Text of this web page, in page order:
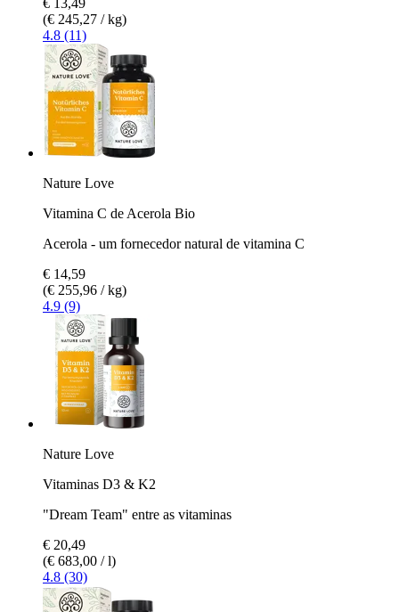
(€ 245,27 / kg)
4.8 (11)
Nature Love
Vitamina C de Acerola Bio
Acerola - um fornecedor natural de vitamina C
€ 14,59
(€ 255,96 / kg)
4.9 (9)
Nature Love
Vitaminas D3 & K2
"Dream Team" entre as vitaminas
€ 20,49
(€ 683,00 / l)
4.8 (30)